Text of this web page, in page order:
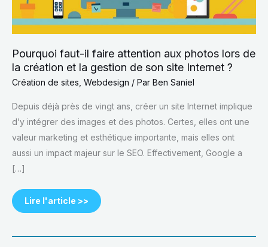
Pourquoi faut-il faire attention aux photos lors de
la création et la gestion de son site Internet ?
Création de sites Webdesign / Par Ben Saniel
Depuis déjà près de vingt ans, créer un site Internet implique
d’y intégrer des images et des photos. Certes, elles ont une
valeur marketing et esthétique importante, mais elles ont
aussi un impact majeur sur le SEO. Effectivement, Google a
[…]
la
gestion
de
Internet ?
Lire l'article >>